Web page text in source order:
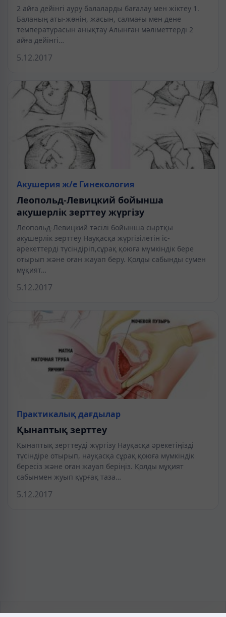
2 айға дейінгі ауру балаларды бағалау мен жіктеу 1.
Баланың аты-жөнін, жасын, салмағы мен дене
температурасын анықтау Алынған мәліметтерді 2
айға дейінгі…
5.12.2017
Акушерия ж/е Гинекология
Леопольд-Левицкий бойынша
акушерлік зерттеу жүргізу
Леопольд-Левицкий тәсілі бойынша сыртқы
акушерлік зерттеу Науқасқа жүргізілетін іс-
әрекеттерді түсіндіріп,сұрақ қоюға мүмкіндік бере
отырып және оған жауап беру. Қолды сабынды сумен
мұқият…
5.12.2017
Практикалық дағдылар
Қынаптық зерттеу
Қынаптық зерттеуді жүргізу Науқасқа әрекетіңізді
түсіндіре отырып, науқасқа сұрақ қоюға мүмкіндік
бересіз және оған жауап беріңіз. Қолды мұқият
сабынмен жуып құрғақ таза…
5.12.2017